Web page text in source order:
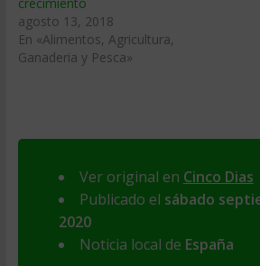
agosto 13, 2018
En «Alimentos, Agricultura,
Ganaderia y Pesca»
Ver original en Cinco Dias
Publicado el sábado
2020
Noticia local de España